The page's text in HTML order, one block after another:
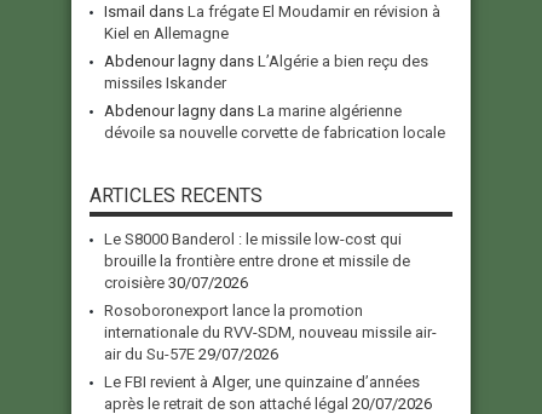
Ismail dans La frégate El Moudamir en révision à
Kiel en Allemagne
Abdenour lagny dans L’Algérie a bien reçu des
missiles Iskander
Abdenour lagny dans La marine algérienne
dévoile sa nouvelle corvette de fabrication locale
ARTICLES RECENTS
Le S8000 Banderol : le missile low-cost qui
brouille la frontière entre drone et missile de
croisière 30/07/2026
Rosoboronexport lance la promotion
internationale du RVV-SDM, nouveau missile air-
air du Su-57E 29/07/2026
Le FBI revient à Alger, une quinzaine d’années
après le retrait de son attaché légal 20/07/2026